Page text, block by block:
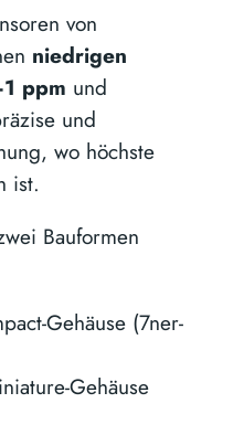
von
niedrigen
ppm und
und
wo höchste
ist.
Bauformen
Gehäuse (7ner-
Gehäuse